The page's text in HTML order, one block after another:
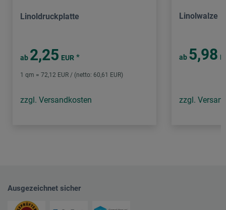
Linoldruckplatte
ab 2,25 EUR *
1 qm = 72,12 EUR / (netto: 60,61 EUR)
zzgl. Versandkosten
Linolwalze
ab 5,98
zzgl.
Ausgezeichnet sicher